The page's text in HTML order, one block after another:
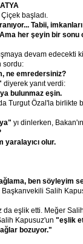
başladı.
Tabii, imkanları
Ama her şeyin bir sonu
devam edecekti
sordu:
ne emredersiniz?
diyerek yanıt verdi:
bulunmaz eşin.
Turgut Özal'la birlikte
yı dinlerken,
yaralayıcı olur.
ben söyleyim
Salih
da eşlik etti. Meğer
Kapusuz'un "eşlik
bozuyor."